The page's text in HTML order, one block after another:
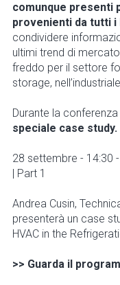
comunque presenti
provenienti da tutti i
condividere
ultimi trend di
freddo per il settore
storage,
Durante la
speciale case study.
28 settembre - 14:30
| Part 1
Andrea Cusin,
presenterà un case
HVAC in the
>> Guarda il